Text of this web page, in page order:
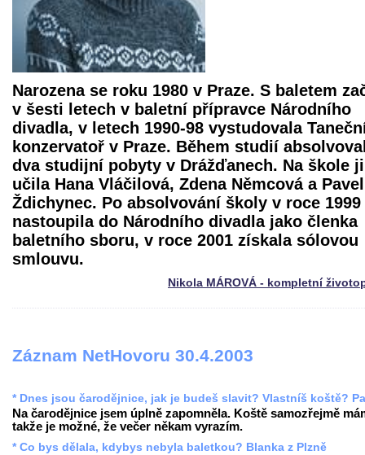
Narozena se roku 1980 v Praze. S baletem
v šesti letech v baletní přípravce Národního
divadla, v letech 1990-98 vystudovala
konzervatoř v Praze. Během studií
dva studijní pobyty v Drážďanech. Na škole ji
učila Hana Vláčilová, Zdena Němcová a Pavel
Ždichynec. Po absolvování školy v roce 1999
nastoupila do Národního divadla jako členka
baletního sboru, v roce 2001 získala sólovou
smlouvu.
Nikola MÁROVÁ - kompletní
Záznam NetHovoru 30.4.2003
* Dnes jsou čarodějnice, jak je budeš slavit? Vlastníš koště?
Na čarodějnice jsem úplně zapomněla. Koště samozřejmě
takže je možné, že večer někam vyrazím.
* Co bys dělala, kdybys nebyla baletkou? Blanka z Plzně